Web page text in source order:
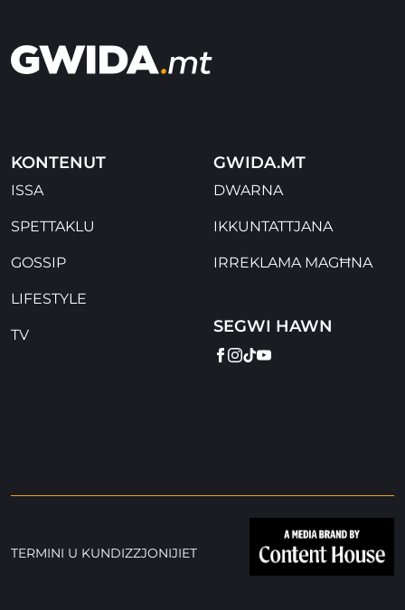
KONTENUT
ISSA
SPETTAKLU
GOSSIP
LIFESTYLE
TV
GWIDA.MT
DWARNA
IKKUNTATTJANA
IRREKLAMA MAGĦNA
SEGWI HAWN
FACEBOOK
INSTAGRAM
TIKTOK
YOUTUBE
TERMINI U KUNDIZZJONIJIET